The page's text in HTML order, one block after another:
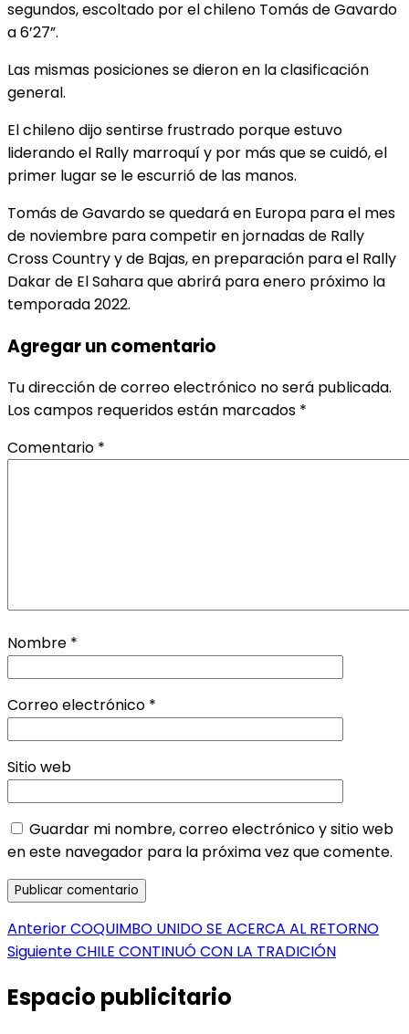
segundos, escoltado por el chileno Tomás de Gavardo
a 6’27”.
Las mismas posiciones se dieron en la clasificación
general.
El chileno dijo sentirse frustrado porque estuvo
liderando el Rally marroquí y por más que se cuidó, el
primer lugar se le escurrió de las manos.
Tomás de Gavardo se quedará en Europa para el mes
de noviembre para competir en jornadas de Rally
Cross Country y de Bajas, en preparación para el Rally
Dakar de El Sahara que abrirá para enero próximo la
temporada 2022.
Agregar un comentario
Tu dirección de correo electrónico no será publicada.
Los campos requeridos están marcados *
Comentario *
Nombre *
Correo electrónico *
Sitio web
Guardar mi nombre, correo electrónico y sitio web
en este navegador para la próxima vez que comente.
Navegación
de
entradas
AnteriorEntrada
anterior:
COQUIMBO UNIDO SE ACERCA AL RETORNO
SiguienteEntrada
CHILE CONTINUÓ CON LA TRADICIÓN
Espacio publicitario